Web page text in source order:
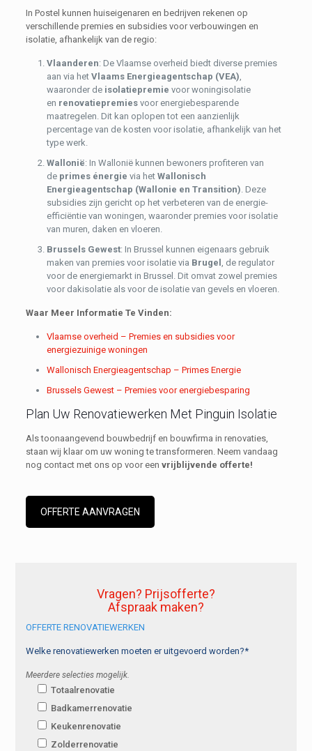
In Postel kunnen huiseigenaren en bedrijven rekenen op
verschillende premies en subsidies voor verbouwingen en
isolatie, afhankelijk van de regio:
Vlaanderen: De Vlaamse overheid biedt diverse premies
aan via het Vlaams Energieagentschap (VEA),
waaronder de isolatiepremie voor woningisolatie
en renovatiepremiesvoor energiebesparende
maatregelen. Dit kan oplopen tot een aanzienlijk
percentage van de kosten voor isolatie, afhankelijk van het
type werk.
Wallonië: In Wallonië kunnen bewoners profiteren van
de primes énergie via het Wallonisch
Energieagentschap (Wallonie en Transition). Deze
subsidies zijn gericht op het verbeteren van de energie-
efficiëntie van woningen, waaronder premies voor isolatie
van muren, daken en vloeren.
Brussels Gewest: In Brussel kunnen eigenaars gebruik
maken van premies voor isolatie via Brugel , de regulator
voor de energiemarkt in Brussel. Dit omvat zowel premies
voor dakisolatie als voor de isolatie van gevels en vloeren.
Waar Meer Informatie Te Vinden:
Vlaamse overheid – Premies en subsidies voor
energiezuinige woningen
Wallonisch Energieagentschap – Primes Energie
Brussels Gewest – Premies voor energiebesparing
Plan Uw Renovatiewerken Met Pinguin Isolatie
Als toonaangevend bouwbedrijf en bouwfirma in renovaties,
staan wij klaar om uw woning te transformeren. Neem vandaag
nog contact met ons op voor een vrijblijvende offerte!
OFFERTE AANVRAGEN
Vragen? Prijsofferte?
Afspraak maken?
OFFERTE RENOVATIEWERKEN
Welke renovatiewerken moeten er uitgevoerd worden?*
Meerdere selecties mogelijk.
Totaalrenovatie
Badkamerrenovatie
Keukenrenovatie
Zolderrenovatie